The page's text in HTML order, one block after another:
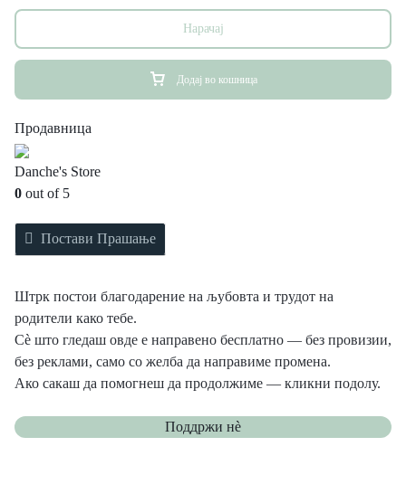
Додај во кошница
Нарачај
Продавница
Danche's Store
0 out of 5
Постави Прашање
Штрк постои благодарение на љубовта и трудот на
родители како тебе.
Сè што гледаш овде е направено бесплатно — без провизии,
без реклами, само со желба да направиме промена.
Ако сакаш да помогнеш да продолжиме — кликни подолу.
Поддржи нѐ